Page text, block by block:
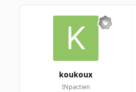
koukoux
INpactien